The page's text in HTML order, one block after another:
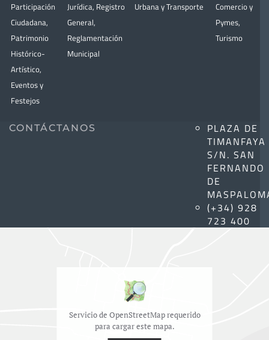
Participación
Ciudadana,
Patrimonio
Histórico-
Artístico,
Eventos y
Festejos
Jurídica, Registro
General,
Reglamentación
Municipal
Urbana y Transporte
Comercio y
Pymes,
Turismo
CONTÁCTANOS
PLAZA DE
TIMANFAYA
S/N. SAN
FERNANDO
DE
(+34) 928
723 400
Servicio de OpenStreetMap requerido
para cargar este mapa.